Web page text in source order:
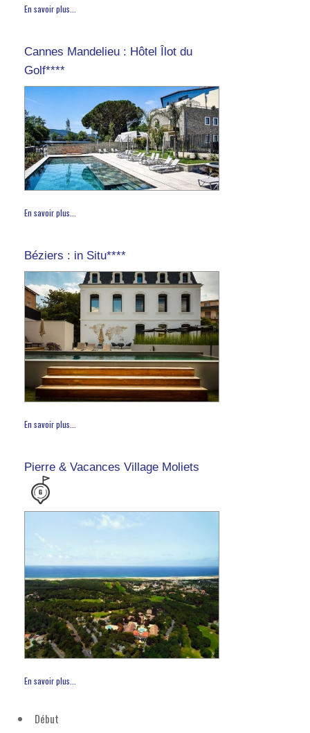
En savoir plus...
Cannes Mandelieu : Hôtel Îlot du
Golf****
En savoir plus...
Béziers : in Situ****
En savoir plus...
Pierre & Vacances Village Moliets
En savoir plus...
Début